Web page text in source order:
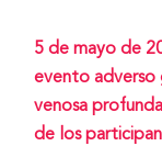
5 de mayo de
evento adverso
venosa
de los